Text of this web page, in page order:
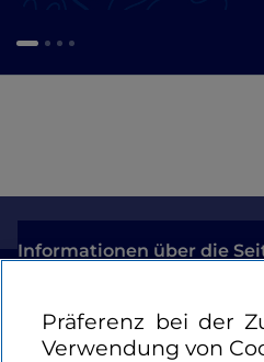
Informationen über die
Nützliche Links
Präferenz bei der
Verwendung von